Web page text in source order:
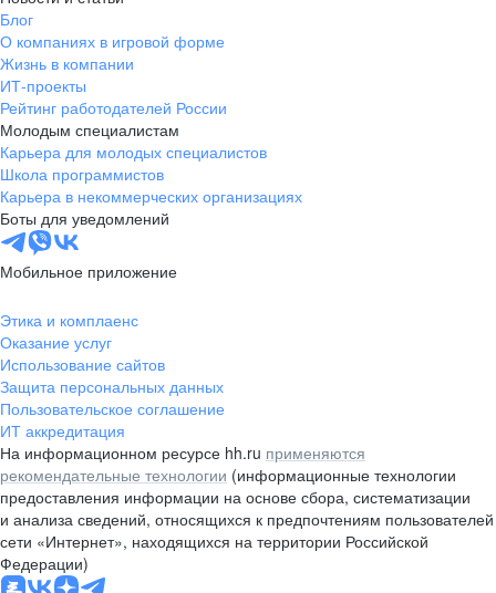
Блог
О компаниях в игровой форме
Жизнь в компании
ИТ-проекты
Рейтинг работодателей России
Молодым специалистам
Карьера для молодых специалистов
Школа программистов
Карьера в некоммерческих организациях
Боты для уведомлений
Мобильное приложение
Этика и комплаенс
Оказание услуг
Использование сайтов
Защита персональных данных
Пользовательское соглашение
ИТ аккредитация
На информационном ресурсе hh.ru применяются
рекомендательные технологии (информационные технологии
предоставления информации на основе сбора, систематизации
и анализа сведений, относящихся к предпочтениям пользователей
сети «Интернет», находящихся на территории Российской
Федерации)